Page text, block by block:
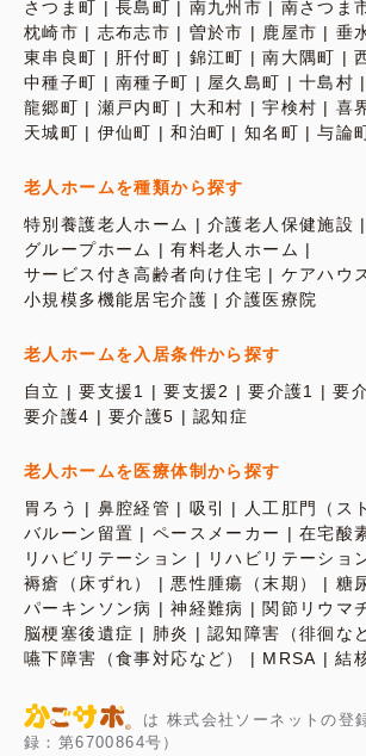
さつま町
長島町 南九州市 南さつま
枕崎市
志布志市 曽於市 鹿屋市 垂
東串良町
肝付町 錦江町 南大隅町
中種子町
南種子町 屋久島町 十島村
龍郷町
瀬戸内町 大和村 宇検村 喜
天城町
伊仙町 和泊町 知名町 与論
老人ホームを種類から探す
特別養護老人ホーム
介護老人保健施設
グループホーム
有料老人ホーム
サービス付き高齢者向け住宅
ケアハウ
小規模多機能居宅介護
介護医療院
老人ホームを入居条件から探す
自立
要支援1 要支援2 要介護1 要
要介護4
要介護5 認知症
老人ホームを医療体制から探す
胃ろう
鼻腔経管 吸引
人工肛門（ス
バルーン留置
ペースメーカー 在宅酸
リハビリテーション
リハビリテーショ
褥瘡（床ずれ）
悪性腫瘍（末期）
糖
パーキンソン病
神経難病 関節リウマ
脳梗塞後遺症
肺炎
認知障害（徘徊な
嚥下障害（食事対応など）
MRSA 結
は 株式会社ソーネットの登
録：第6700864号）